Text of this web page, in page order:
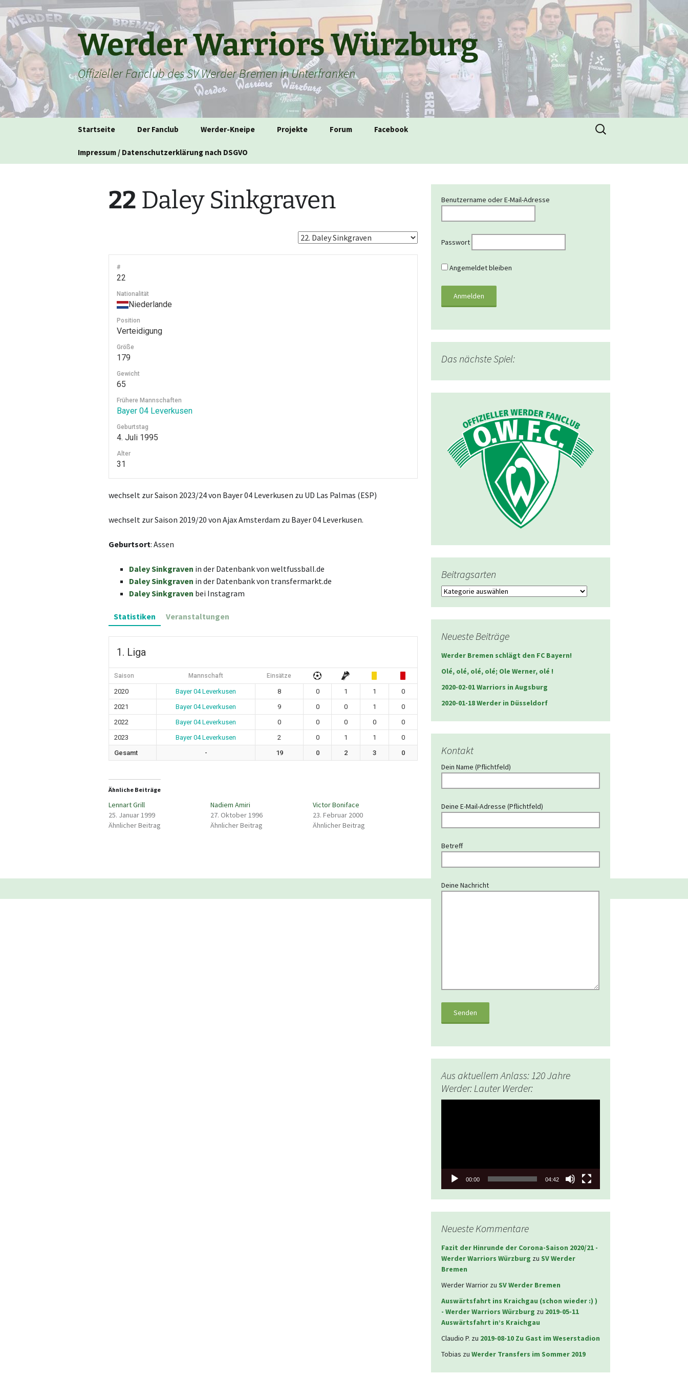
Zum
Inhalt
springen
Werder Warriors Würzburg
Offizieller Fanclub des SV Werder Bremen in Unterfranken
Startseite Der Fanclub Werder-Kneipe Projekte Forum Facebook
Impressum / Datenschutzerklärung nach DSGVO
Suchen
nach:
22 Daley Sinkgraven
#
22
Nationalität
Niederlande
Position
Verteidigung
Größe
179
Gewicht
65
Frühere Mannschaften
Bayer 04 Leverkusen
Geburtstag
4. Juli 1995
Alter
31
wechselt zur Saison 2023/24 von Bayer 04 Leverkusen zu UD Las Palmas (ESP)
wechselt zur Saison 2019/20 von Ajax Amsterdam zu Bayer 04 Leverkusen.
Geburtsort: Assen
Daley Sinkgraven in der Datenbank von weltfussball.de
Daley Sinkgraven in der Datenbank von transfermarkt.de
Daley Sinkgraven bei Instagram
Statistiken Veranstaltungen
1. Liga
Saison Mannschaft Einsätze
2020 Bayer 04 Leverkusen 8 0 1 1
0
2021
Bayer 04 Leverkusen 9 0 0 1
0
2022
Bayer 04 Leverkusen 0 0 0 0
0
2023
Bayer 04 Leverkusen 2 0 1 1
0
Gesamt
- 19 0 2 3 0
Ähnliche Beiträge
Lennart Grill
25. Januar 1999
Ähnlicher Beitrag
Nadiem Amiri
27. Oktober 1996
Ähnlicher Beitrag
Victor Boniface
23. Februar 2000
Ähnlicher Beitrag
Beitragsnavigation
Benutzername oder E-Mail-Adresse
Passwort
Angemeldet bleiben
Das nächste Spiel:
Beitragsarten
Beitragsarten
Neueste Beiträge
Werder Bremen schlägt den FC Bayern!
Olé, olé, olé, olé; Ole Werner, olé !
2020-02-01 Warriors in Augsburg
2020-01-18 Werder in Düsseldorf
Kontakt
Dein Name (Pflichtfeld)
Deine E-Mail-Adresse (Pflichtfeld)
Betreff
Deine Nachricht
Aus aktuellem Anlass: 120 Jahre
Werder: Lauter Werder:
00:00 04:42
Neueste Kommentare
Fazit der Hinrunde der Corona-Saison 2020/21 -
Werder Warriors Würzburg zu SV Werder
Bremen
Werder Warrior zu SV Werder Bremen
Auswärtsfahrt ins Kraichgau (schon wieder :) )
- Werder Warriors Würzburg zu 2019-05-11
Auswärtsfahrt in’s Kraichgau
Claudio P. zu 2019-08-10 Zu Gast im Weserstadion
Tobias zu Werder Transfers im Sommer 2019